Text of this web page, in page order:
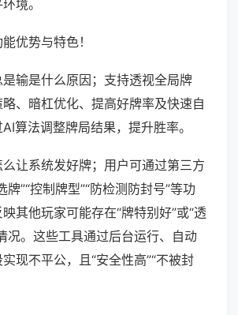
境。
优势与特色！
输是什么原因；支持透视全局牌
、暗杠优化、提高好牌率及快速自
算法调整牌局结果，提升胜率。
让系统发好牌；用户可通过第三方
牌”“控制牌型”“防检测防封号”等功
其他玩家可能存在“牌特别好”或“透
况。这些工具通过后台运行、自动
现不平公，且“安全性高”“不被封